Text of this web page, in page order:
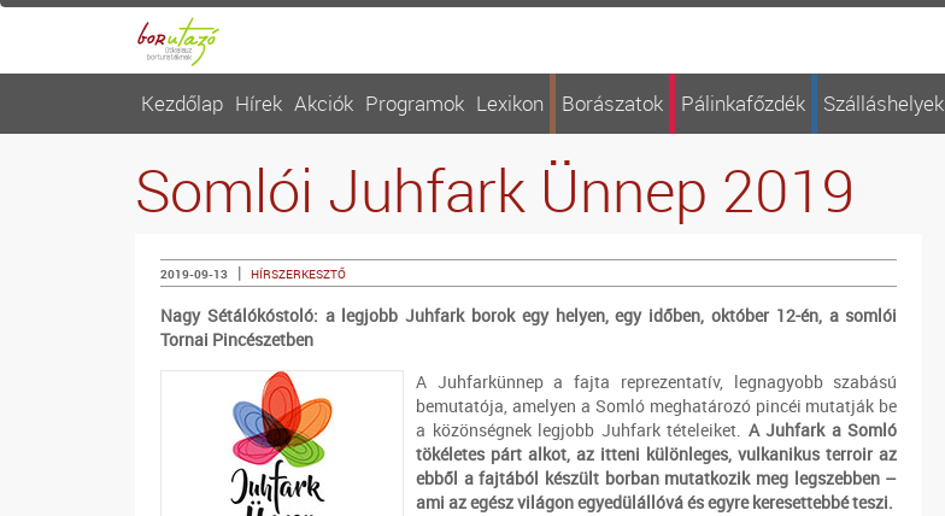
Kezdőlap Hírek Akciók Programok Lexikon Borászatok Pálinkafőzdék Szálláshelyek
Somlói Juhfark Ünnep 2019
2019-09-13 | HÍRSZERKESZTŐ
Nagy Sétálókóstoló: a legjobb Juhfark borok egy helyen, egy időben, október 12-én, a somlói
Tornai Pincészetben
A Juhfarkünnep a fajta reprezentatív, legnagyobb szabású
bemutatója, amelyen a Somló meghatározó pincéi mutatják be
a közönségnek legjobb Juhfark tételeiket. A Juhfark a Somló
tökéletes párt alkot, az itteni különleges, vulkanikus terroir az
ebből a fajtából készült borban mutatkozik meg legszebben –
ami az egész világon egyedülállóvá és egyre keresettebbé teszi.